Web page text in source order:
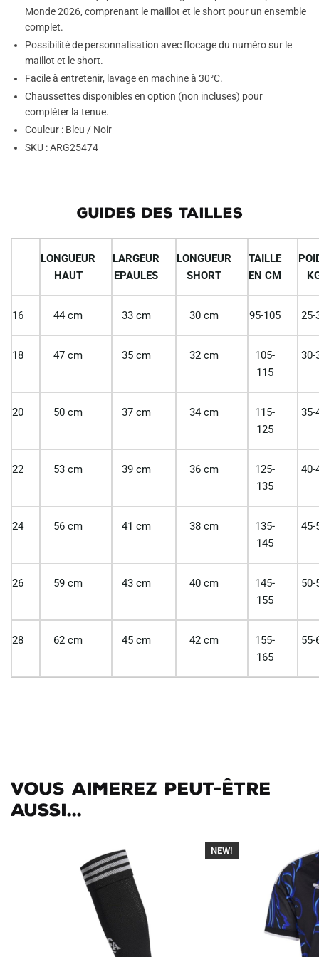
Monde 2026, comprenant le maillot et le short pour un ensemble
complet.
Possibilité de personnalisation avec flocage du numéro sur le
maillot et le short.
Facile à entretenir, lavage en machine à 30°C.
Chaussettes disponibles en option (non incluses) pour
compléter la tenue.
Couleur : Bleu / Noir
SKU : ARG25474
GUIDES DES TAILLES
LONGUEUR
HAUT
LARGEUR
EPAULES
LONGUEUR
SHORT
TAILLE
EN CM
16 44 cm 33 cm 30 cm 95-105 25-
18 47 cm 35 cm 32 cm
105-
115
30-
20 50 cm 37 cm 34 cm
115-
125
35-
22 53 cm 39 cm 36 cm
125-
135
40-
24 56 cm 41 cm 38 cm
135-
145
45-
26 59 cm 43 cm 40 cm
145-
155
50-
28 62 cm 45 cm 42 cm
155-
165
55-
Vous aimerez peut-être
aussi...
-30%
NEW!